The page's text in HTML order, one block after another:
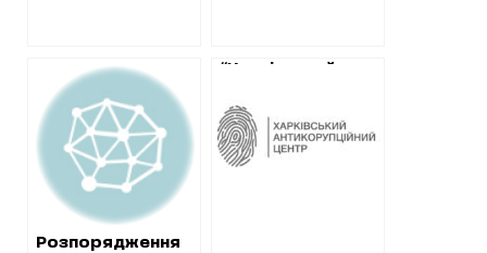
Розпорядження
“Харківський
центр”
запропонував
зміни до статуту